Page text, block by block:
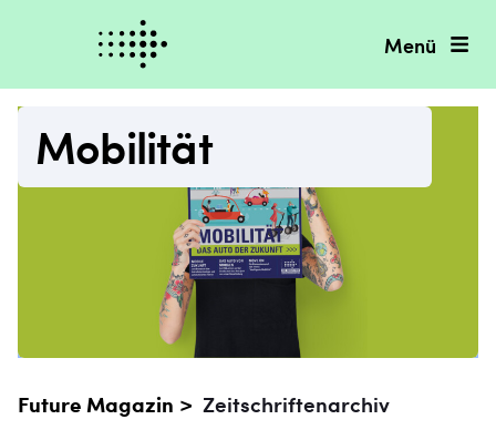
Menü
Mobilität
Future Magazin > Zeitschriftenarchiv